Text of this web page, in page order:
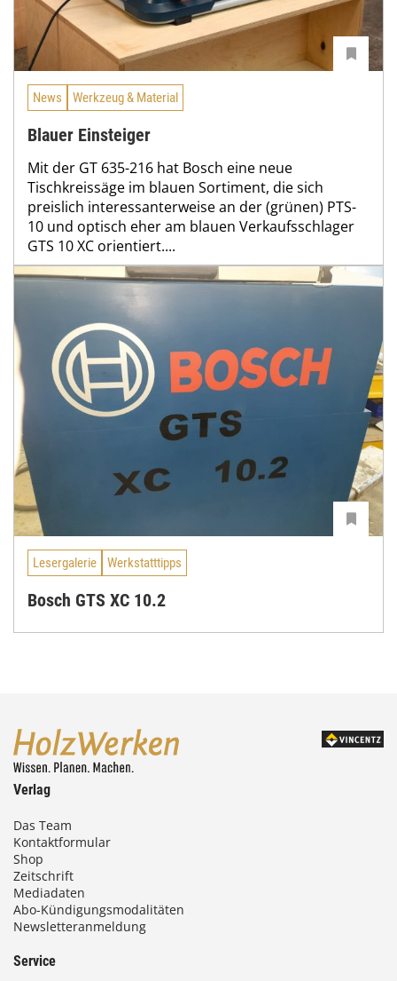
News Werkzeug & Material
Blauer Einsteiger
Mit der GT 635-216 hat Bosch eine neue
Tischkreissäge im blauen Sortiment, die sich
preislich interessanterweise an der (grünen) PTS-
10 und optisch eher am blauen Verkaufsschlager
GTS 10 XC orientiert....
Lesergalerie Werkstatttipps
Bosch GTS XC 10.2
Verlag
Das Team
Kontaktformular
Shop
Zeitschrift
Mediadaten
Abo-Kündigungsmodalitäten
Newsletteranmeldung
Service